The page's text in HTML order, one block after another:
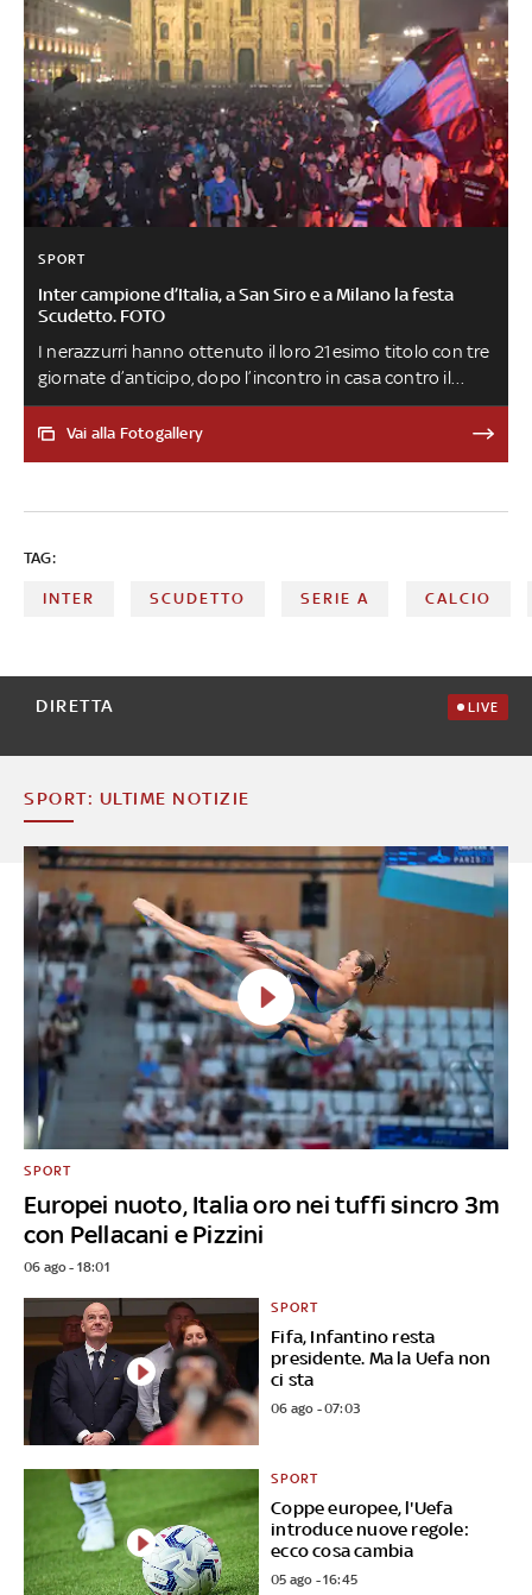
SPORT
Inter campione d’Italia, a San Siro e a Milano la festa
Scudetto. FOTO
I nerazzurri hanno ottenuto il loro 21esimo titolo con tre
giornate d’anticipo, dopo l’incontro in casa contro il
Parma. Subito dopo il triplice fischio, è esplosa la festa
dei calciatori e dei tifosi nerazzurri
Vai alla Fotogallery
TAG:
INTER SCUDETTO SERIE A CALCIO
DIRETTA LIVE
SPORT: ULTIME NOTIZIE
Europei nuoto, Italia oro nei tuffi sincro 3m
con Pellacani e Pizzini
SPORT
06 ago - 18:01
Fifa, Infantino resta
presidente. Ma la Uefa non
ci sta
SPORT
06 ago - 07:03
Coppe europee, l'Uefa
introduce nuove regole:
ecco cosa cambia
SPORT
05 ago - 16:45